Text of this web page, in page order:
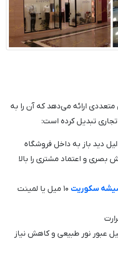
ارائه می‌دهد که آن را به
تبدیل کرده است:
دید باز به داخل فروشگاه
و اعتماد مشتری را بالا
سکوریت
۱۰ میل یا لمینت
عبور نور طبیعی و کاهش نیاز